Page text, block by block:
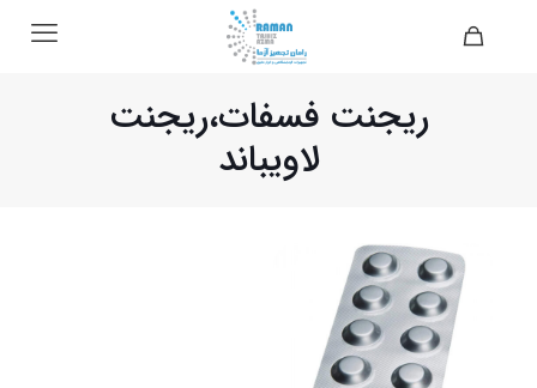
ریجنت فسفات،ریجنت
لاویباند